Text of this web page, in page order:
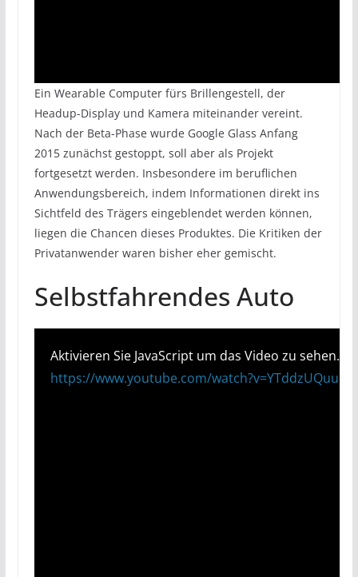
Ein Wearable Computer fürs Brillengestell, der
Headup-Display und Kamera miteinander vereint.
Nach der Beta-Phase wurde Google Glass Anfang
2015 zunächst gestoppt, soll aber als Projekt
fortgesetzt werden. Insbesondere im beruflichen
Anwendungsbereich, indem Informationen direkt ins
Sichtfeld des Trägers eingeblendet werden können,
liegen die Chancen dieses Produktes. Die Kritiken der
Privatanwender waren bisher eher gemischt.
Selbstfahrendes Auto
Aktivieren Sie JavaScript um das Video zu sehen.
https://www.youtube.com/watch?v=YTddzUQuuU0